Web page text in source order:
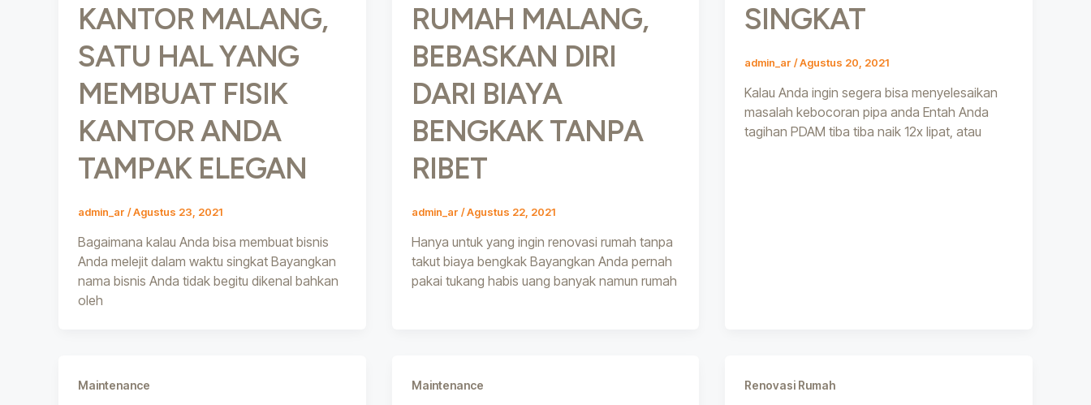
KANTOR MALANG,
SATU HAL YANG
MEMBUAT FISIK
KANTOR ANDA
TAMPAK ELEGAN
admin_ar /Agustus 23, 2021
Bagaimana kalau Anda bisa membuat bisnis
Anda melejit dalam waktu singkat Bayangkan
nama bisnis Anda tidak begitu dikenal bahkan
oleh
RUMAH MALANG,
BEBASKAN DIRI
DARI BIAYA
BENGKAK TANPA
RIBET
admin_ar /Agustus 22, 2021
Hanya untuk yang ingin renovasi rumah tanpa
takut biaya bengkak Bayangkan Anda pernah
pakai tukang habis uang banyak namun rumah
SINGKAT
admin_ar/Agustus 20, 2021
Kalau Anda ingin segera bisa menyelesaikan
masalah kebocoran pipa anda Entah Anda
tagihan PDAM tiba tiba naik 12x lipat, atau
Maintenance Maintenance Renovasi Rumah